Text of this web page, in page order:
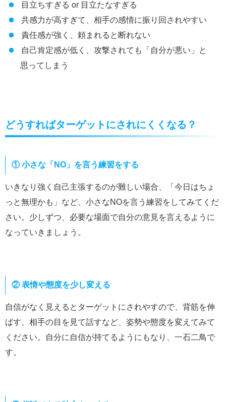
目立ちすぎる or 目立たなすぎる
共感力が高すぎて、相手の感情に振り回されやすい
責任感が強く、頼まれると断れない
自己肯定感が低く、攻撃されても「自分が悪い」と
思ってしまう
どうすればターゲットにされにくくなる？
① 小さな「NO」を言う練習をする
いきなり強く自己主張するのが難しい場合、「今日はちょ
っと無理かも」など、小さなNOを言う練習をしてみてくだ
さい。少しずつ、必要な場面で自分の意見を言えるように
なっていきましょう。
② 表情や態度を少し変える
自信がなく見えるとターゲットにされやすので、背筋を伸
ばす、相手の目を見て話すなど、姿勢や態度を変えてみて
ください。自分に自信が持てるようにもなり、一石二鳥で
す。